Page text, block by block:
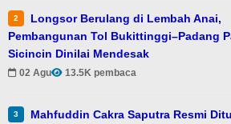
2
Longsor Berulang di Lembah Anai,
Pembangunan Tol Bukittinggi–Padang
Sicincin Dinilai Mendesak
02 Agu 13.5K pembaca
3
Mahfuddin Cakra Saputra Resmi